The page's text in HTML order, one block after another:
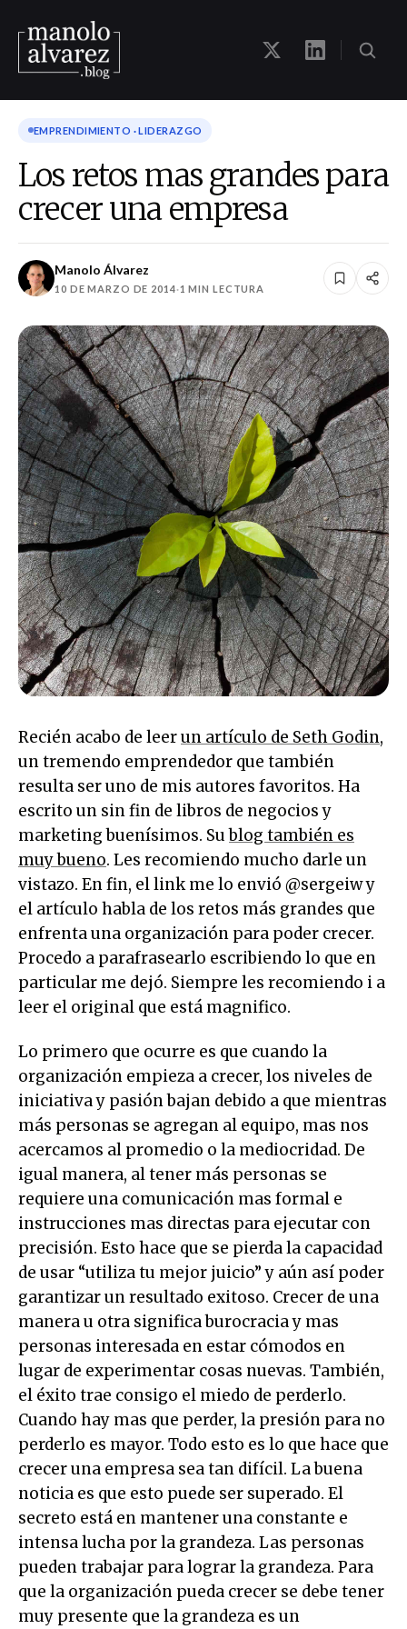
EMPRENDIMIENTO · LIDERAZGO
Los retos mas grandes para
crecer una empresa
Manolo Álvarez
10 DE MARZO DE 2014·1 MIN LECTURA
Recién acabo de leerun artículo de Seth Godin,
un tremendo emprendedor que también
resulta ser uno de mis autores favoritos. Ha
escrito un sin fin de libros de negocios y
marketing buenísimos. Sublog también es
muy bueno. Les recomiendo mucho darle un
vistazo. En fin, el link me lo envió @sergeiw y
el artículo habla de los retos más grandes que
enfrenta una organización para poder crecer.
Procedo a parafrasearlo escribiendo lo que en
particular me dejó. Siempre les recomiendo i a
leer el original que está magnifico.
Lo primero que ocurre es que cuando la
organización empieza a crecer, los niveles de
iniciativa y pasión bajan debido a que mientras
más personas se agregan al equipo, mas nos
acercamos al promedio o la mediocridad. De
igual manera, al tener más personas se
requiere una comunicación mas formal e
instrucciones mas directas para ejecutar con
precisión. Esto hace que se pierda la capacidad
de usar “utiliza tu mejor juicio” y aún así poder
garantizar un resultado exitoso. Crecer de una
manera u otra significa burocracia y mas
personas interesada en estar cómodos en
lugar de experimentar cosas nuevas. También,
el éxito trae consigo el miedo de perderlo.
Cuando hay mas que perder, la presión para no
perderlo es mayor. Todo esto es lo que hace que
crecer una empresa sea tan difícil. La buena
noticia es que esto puede ser superado. El
secreto está en mantener una constante e
intensa lucha por la grandeza. Las personas
pueden trabajar para lograr la grandeza. Para
que la organización pueda crecer se debe tener
muy presente que la grandeza es un